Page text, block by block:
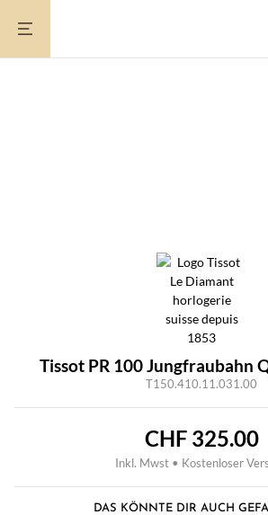
Inhalt
Tissot PR 100 Jungfraubahn
T150.410.11.031.00
CHF325.00
Inkl. Mwst • Kostenloser
DAS KÖNNTE DIR AUCH